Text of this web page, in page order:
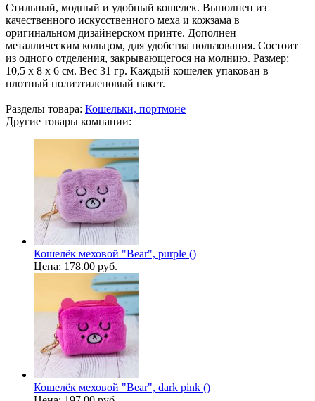
Стильный, модный и удобный кошелек. Выполнен из
качественного искусственного меха и кожзама в
оригинальном дизайнерском принте. Дополнен
металлическим кольцом, для удобства пользования. Состоит
из одного отделения, закрывающегося на молнию. Размер:
10,5 х 8 х 6 см. Вес 31 гр. Каждый кошелек упакован в
плотный полиэтиленовый пакет.
Разделы товара: Кошельки, портмоне
Другие товары компании:
Кошелёк меховой "Bear", purple ()
Цена: 178.00 руб.
Кошелёк меховой "Bear", dark pink ()